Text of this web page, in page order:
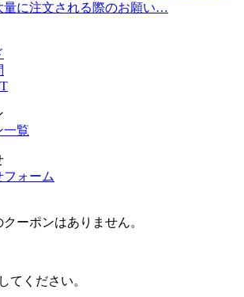
量に注文される際のお願い…
一覧
フォーム
ーポンはありません。
てください。